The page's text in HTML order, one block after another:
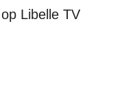
Libelle TV